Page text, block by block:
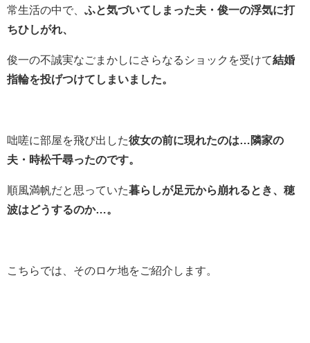
常生活の中で、 ふと気づいてしまった夫・俊一の浮気に打
ちひしがれ、
俊一の不誠実なごまかしにさらなるショックを受けて結婚
指輪を投げつけてしまいました。
咄嗟に部屋を飛び出した彼女の前に現れたのは…隣家の
夫・時松千尋ったのです。
順風満帆だと思っていた暮らしが足元から崩れるとき、穂
波はどうするのか…。
こちらでは、そのロケ地をご紹介します。